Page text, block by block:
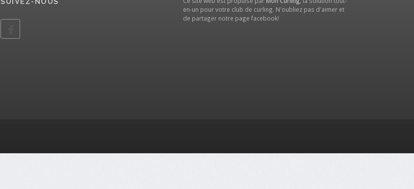
en-un pour votre club de curling. N'oubliez pas d'aimer et
de partager notre page facebook!